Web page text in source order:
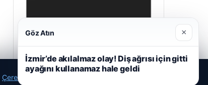
Hastaş Beton
26/05/2026
Çerez Politikamız
Göz Atın ×
İzmir’de akılalmaz olay! Diş ağrısı için gitti
ayağını kullanamaz hale geldi